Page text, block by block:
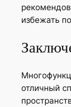
избежать
отличный